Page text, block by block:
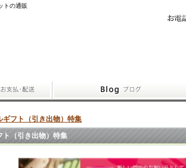
トの通販
ギフト（引き出物）特集
ト（引き出物）特集